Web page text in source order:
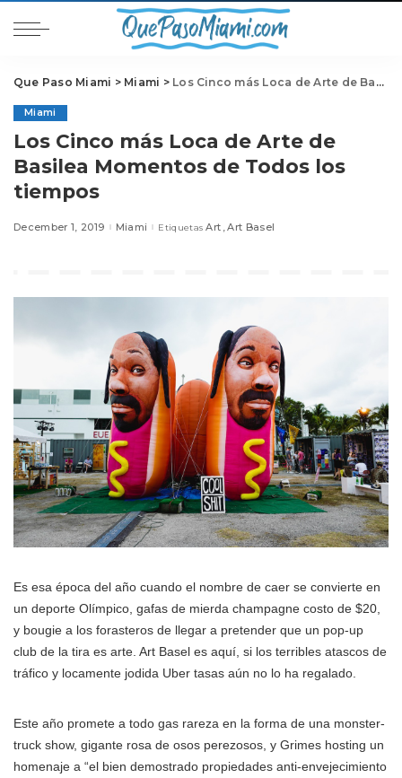
Que Paso Miami > Miami > Los Cinco más Loca de Arte de Basilea Momentos de Todos los tiempos
Miami
Los Cinco más Loca de Arte de
Basilea Momentos de Todos los
tiempos
December 1, 2019 Miami Etiquetas Art Art Basel
Es esa época del año cuando el nombre de caer se convierte en
un deporte Olímpico, gafas de mierda champagne costo de $20,
y bougie a los forasteros de llegar a pretender que un pop-up
club de la tira es arte. Art Basel es aquí, si los terribles atascos de
tráfico y locamente jodida Uber tasas aún no lo ha regalado.
Este año promete a todo gas rareza en la forma de una monster-
truck show, gigante rosa de osos perezosos, y Grimes hosting un
homenaje a “el bien demostrado propiedades anti-envejecimiento